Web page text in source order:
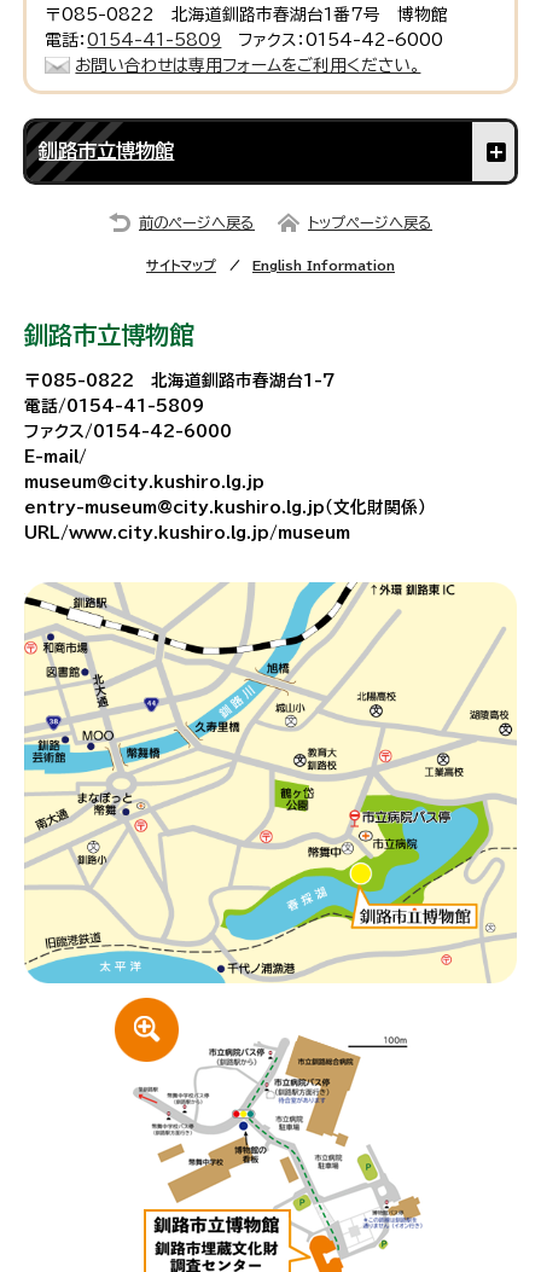
〒085-0822 北海道釧路市春湖台1番7号 博物館
電話：0154-41-5809
ファクス：0154-42-6000
お問い合わせは専用フォームをご利用ください。
釧路市立博物館
前のページへ戻る トップページへ戻る
サイトマップ English Information
釧路市立博物館
〒085-0822 北海道釧路市春湖台1-7
電話/0154-41-5809
ファクス/0154-42-6000
E-mail/
museum@city.kushiro.lg.jp
entry-museum@city.kushiro.lg.jp（文化財関係）
URL/www.city.kushiro.lg.jp/museum